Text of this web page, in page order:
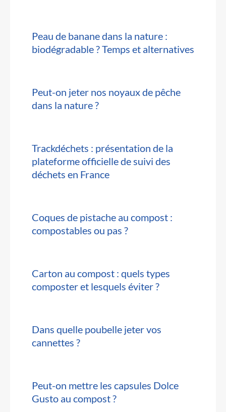
Peau de banane dans la nature :
biodégradable ? Temps et alternatives
Peut-on jeter nos noyaux de pêche
dans la nature ?
Trackdéchets : présentation de la
plateforme officielle de suivi des
déchets en France
Coques de pistache au compost :
compostables ou pas ?
Carton au compost : quels types
composter et lesquels éviter ?
Dans quelle poubelle jeter vos
cannettes ?
Peut-on mettre les capsules Dolce
Gusto au compost ?